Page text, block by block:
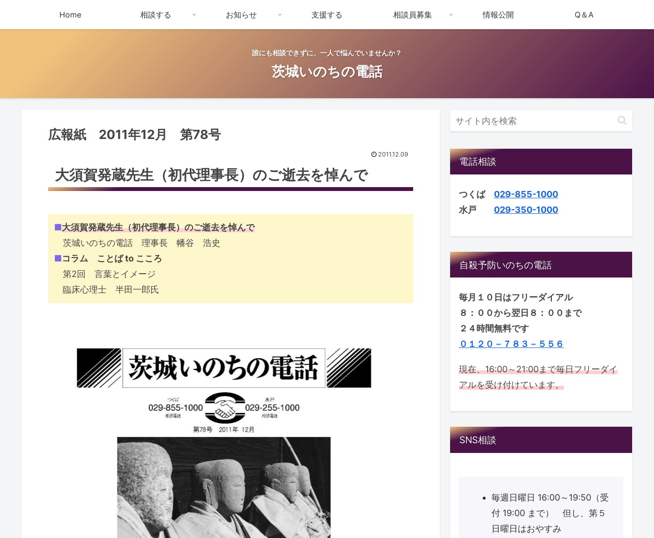
誰にも相談できずに、一人で悩んでいませんか？
茨城いのちの電話
Home 相談する お知らせ 支援する 相談員募集 情報公開 Q＆A
広報紙 2011年12月 第78号
2011.12.09
大須賀発蔵先生（初代理事長）のご逝去を悼んで
■大須賀発蔵先生（初代理事長）のご逝去を悼んで
茨城いのちの電話 理事長 幡谷 浩史
■コラム ことば to こころ
第2回 言葉とイメージ
臨床心理士 半田一郎氏
電話相談
つくば 029-855-1000
水戸 029-350-1000
自殺予防いのちの電話
毎月１０日はフリーダイアル
８：００から翌日８：００まで
２４時間無料です
０１２０－７８３－５５６
現在、16:00～21:00まで毎日フリーダイ
アルを受け付けています。
SNS相談
毎週日曜日 16:00～19:50（受
付 19:00 まで） 但し、第５
日曜日はおやすみ